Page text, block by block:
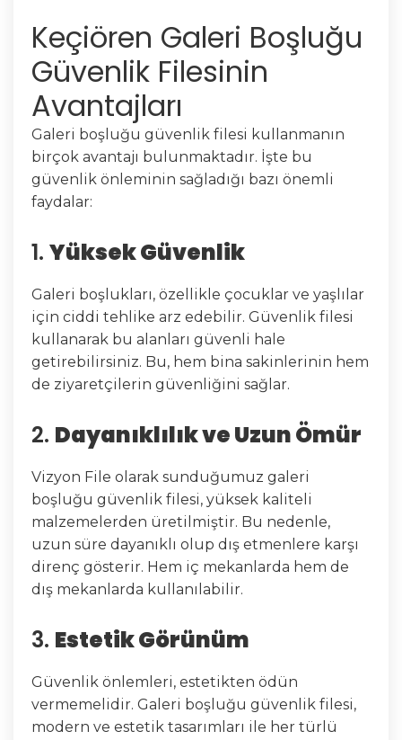
Keçiören Galeri Boşluğu
Güvenlik Filesinin
Avantajları
Galeri boşluğu güvenlik filesi kullanmanın
birçok avantajı bulunmaktadır. İşte bu
güvenlik önleminin sağladığı bazı önemli
faydalar:
1. Yüksek Güvenlik
Galeri boşlukları, özellikle çocuklar ve yaşlılar
için ciddi tehlike arz edebilir. Güvenlik filesi
kullanarak bu alanları güvenli hale
getirebilirsiniz. Bu, hem bina sakinlerinin hem
de ziyaretçilerin güvenliğini sağlar.
2. Dayanıklılık ve Uzun Ömür
Vizyon File olarak sunduğumuz galeri
boşluğu güvenlik filesi, yüksek kaliteli
malzemelerden üretilmiştir. Bu nedenle,
uzun süre dayanıklı olup dış etmenlere karşı
direnç gösterir. Hem iç mekanlarda hem de
dış mekanlarda kullanılabilir.
3. Estetik Görünüm
Güvenlik önlemleri, estetikten ödün
vermemelidir. Galeri boşluğu güvenlik filesi,
modern ve estetik tasarımları ile her türlü